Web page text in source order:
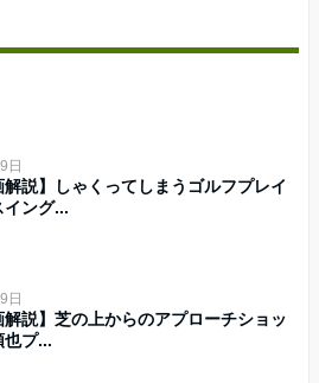
日
解説】しゃくってしまうゴルフプレイ
イング...
日
解説】芝の上からのアプローチショッ
也プ...